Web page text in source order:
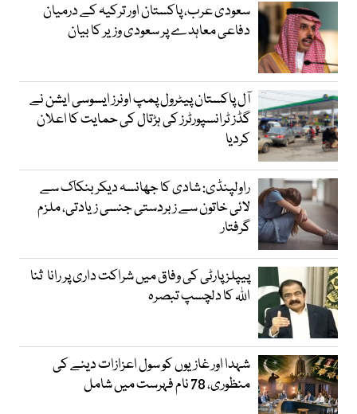
سعودی عرب، پاکستان اور ترکیہ کے درمیان
دفاعی معاہدے پر سعودی وزیر کا بیان
آل پاکستان پیٹرول پمپ اونرز ایسوسی ایشن نے
گڈز ٹرانسپورٹرز کی ہڑتال کی حمایت کا اعلان
کردیا
راولپنڈی: شادی کا جھانسہ دیکر بنکاک سے
لائی خاتون سے زبردستی جنسی زیادتی، ملزم
گرفتار
پیپلز پارٹی کی وفاق میں شراکت داری پر رانا ثنا
اللہ کا دلچسپ تبصرہ
شہدا اور غازیوں کو سول اعزازات دینے کی
منظوری، 78 نام فہرست میں شامل